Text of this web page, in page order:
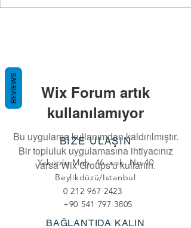
Wix Forum artık
kullanılamıyor
Bu uygulama kullanımdan kaldırılmıştır.
Bir topluluk uygulamasına ihtiyacınız
varsa Wix Groups'u kullanın.
BİZE ULAŞIN
Yakuplu Mah. 46. sok. No:40
Beylikdüzü/Istanbul
0 212 967 2423
+90 541 797 3805
BAĞLANTIDA KALIN
REVIEWS